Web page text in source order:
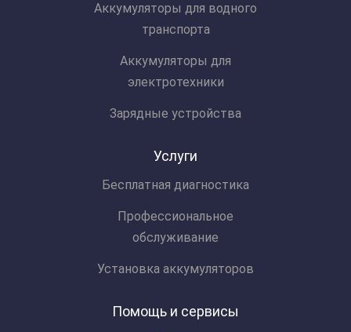
Аккумуляторы для водного
транспорта
Аккумуляторы для
электротехники
Зарядные устройства
Услуги
Бесплатная диагностика
Профессиональное
обслуживание
Установка аккумуляторов
Помощь и сервисы